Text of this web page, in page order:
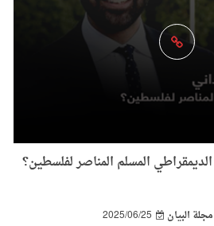
المسلم المناصر لفلسطين؟
2025/06/25